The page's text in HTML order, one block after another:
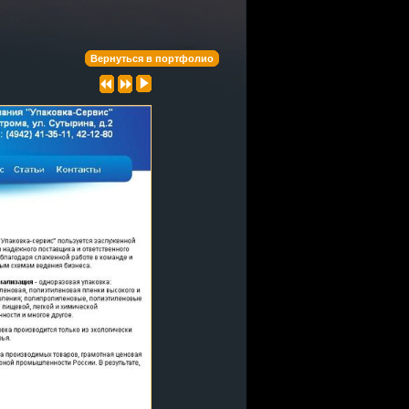
Вернуться в портфолио